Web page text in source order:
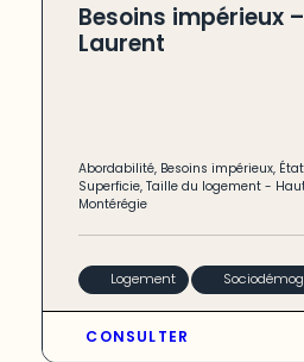
Besoins impérieux
Laurent
Abordabilité, Besoins impérieux,
Superficie,Taille du logement -
Montérégie
Logement
CONSULTER